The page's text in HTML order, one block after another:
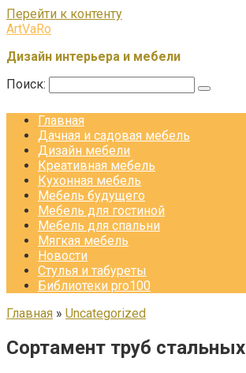
Перейти к контенту
ArtVaRo
Дизайн интерьера и мебели
Поиск:
Главная
Дачная и садовая мебель
Дизайн мебели
Креативная мебель
Кухонная мебель
Мебель будущего
Мебель для гостиной
Мебель для спальни
Мягкая мебель
Новости
Стулья и табуреты
Библиотеки pro100
Главная » Uncategorized
Сортамент труб стальных